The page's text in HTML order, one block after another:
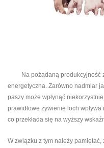
Na pożądaną produkcyjność
energetyczna. Zarówno nadmiar
paszy może wpłynąć
prawidłowe żywienie loch
co przekłada się na wyższy
W związku z tym należy